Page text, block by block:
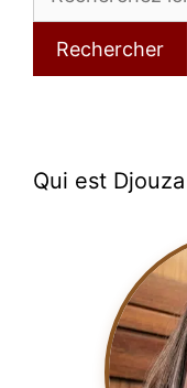
Rechercher
Qui est Djouza